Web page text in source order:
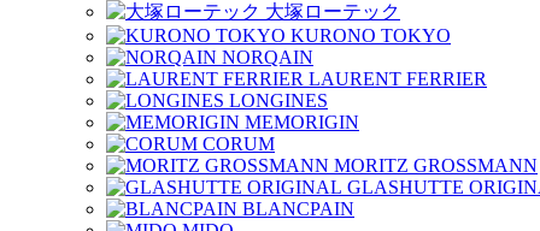
大塚ローテック
KURONO TOKYO
NORQAIN
LAURENT FERRIER
LONGINES
MEMORIGIN
CORUM
MORITZ GROSSMANN
GLASHUTTE
BLANCPAIN